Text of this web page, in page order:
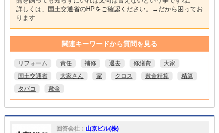
詳しくは、国土交通省のHPをご確認ください。→だから困ってお
ります
関連キーワードから質問を見る
リフォーム 責任 補修 退去 修繕費
大家
国土交通省
大家さん 家 クロス 敷金精算
精算
タバコ
敷金
回答会社： 山京ビル(株)